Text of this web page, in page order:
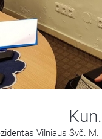
Vilniaus Švč.